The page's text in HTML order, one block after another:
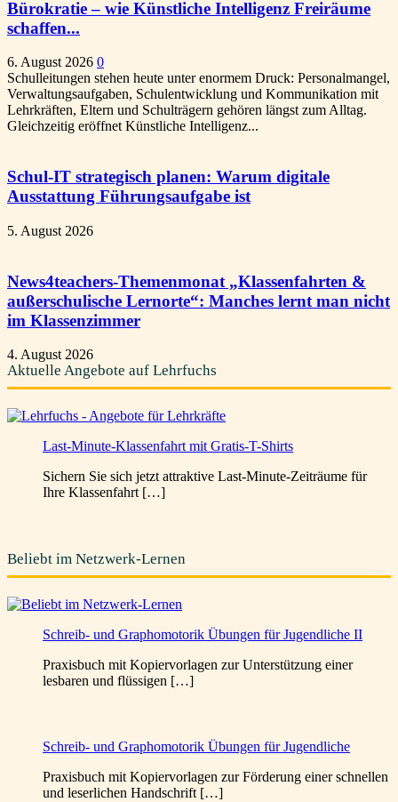
Bürokratie – wie Künstliche Intelligenz Freiräume
schaffen...
6. August 2026 0
Schulleitungen stehen heute unter enormem Druck: Personalmangel,
Verwaltungsaufgaben, Schulentwicklung und Kommunikation mit
Lehrkräften, Eltern und Schulträgern gehören längst zum Alltag.
Gleichzeitig eröffnet Künstliche Intelligenz...
Schul-IT strategisch planen: Warum digitale
Ausstattung Führungsaufgabe ist
5. August 2026
News4teachers-Themenmonat „Klassenfahrten &
außerschulische Lernorte“: Manches lernt man nicht
im Klassenzimmer
4. August 2026
Aktuelle Angebote auf Lehrfuchs
Last-Minute-Klassenfahrt mit Gratis-T-Shirts
Sichern Sie sich jetzt attraktive Last-Minute-Zeiträume für
Ihre Klassenfahrt […]
Beliebt im Netzwerk-Lernen
Schreib- und Graphomotorik Übungen für Jugendliche II
Praxisbuch mit Kopiervorlagen zur Unterstützung einer
lesbaren und flüssigen […]
Schreib- und Graphomotorik Übungen für Jugendliche
Praxisbuch mit Kopiervorlagen zur Förderung einer schnellen
und leserlichen Handschrift […]